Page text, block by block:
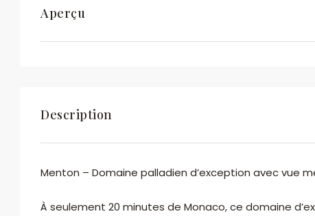
olmeta.immobilier@gmail.com
Aperçu
Description
Menton – Domaine palladien d’exception avec vue
À seulement 20 minutes de Monaco, ce domaine